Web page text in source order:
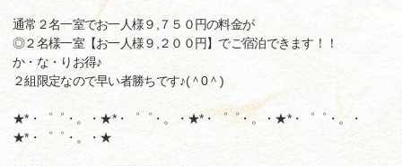
通常２名一室でお一人様９,７５０円の料金が
◎２名様一室【お一人様９,２００円】でご宿泊できます！！
か・な・りお得♪
２組限定なので早い者勝ちです♪(＾0＾)
★*・゜゜・。・★*・゜゜・。・★*・゜゜・。・★*・゜゜・。・
★*・゜゜・。・★